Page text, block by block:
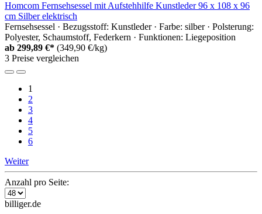
Homcom Fernsehsessel mit Aufstehhilfe Kunstleder 96 x 108 x 96
cm Silber elektrisch
Fernsehsessel · Bezugsstoff: Kunstleder · Farbe: silber · Polsterung:
Polyester, Schaumstoff, Federkern · Funktionen: Liegeposition
ab 299,89 €* (349,90 €/kg)
3 Preise vergleichen
1
2
3
4
5
6
Weiter
Anzahl pro Seite:
billiger.de